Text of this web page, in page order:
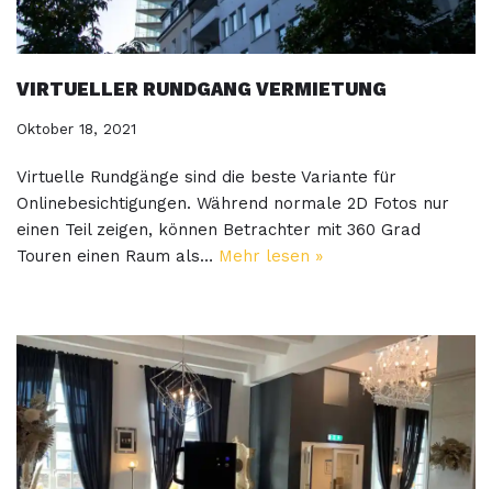
VIRTUELLER RUNDGANG VERMIETUNG
Oktober 18, 2021
Virtuelle Rundgänge sind die beste Variante für
Onlinebesichtigungen. Während normale 2D Fotos nur
einen Teil zeigen, können Betrachter mit 360 Grad
Touren einen Raum als… Mehr lesen »